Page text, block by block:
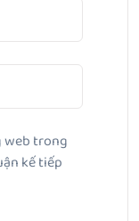
web trong
kế tiếp